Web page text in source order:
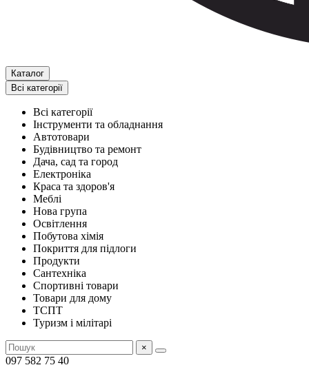
Каталог
Всі категорії
Всі категорії
Інструменти та обладнання
Автотовари
Будівництво та ремонт
Дача, сад та город
Електроніка
Краса та здоров'я
Меблі
Нова група
Освітлення
Побутова хімія
Покриття для підлоги
Продукти
Сантехніка
Спортивні товари
Товари для дому
ТСПТ
Туризм і мілітарі
×
097 582 75 40